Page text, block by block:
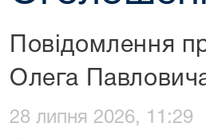
Повідомлення
Олега
28 липня 2026, 11:29